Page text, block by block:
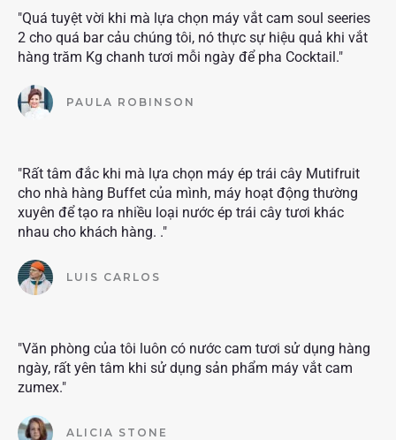
"Quá tuyệt vời khi mà lựa chọn máy vắt cam soul seeries
2 cho quá bar cảu chúng tôi, nó thực sự hiệu quả khi vắt
hàng trăm Kg chanh tươi mỗi ngày để pha Cocktail."
PAULA ROBINSON
"Rất tâm đắc khi mà lựa chọn máy ép trái cây Mutifruit
cho nhà hàng Buffet của mình, máy hoạt động thường
xuyên để tạo ra nhiều loại nước ép trái cây tươi khác
nhau cho khách hàng. ."
LUIS CARLOS
"Văn phòng của tôi luôn có nước cam tươi sử dụng hàng
ngày, rất yên tâm khi sử dụng sản phẩm máy vắt cam
zumex."
ALICIA STONE